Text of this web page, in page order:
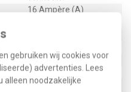
gebruiken wij cookies voor
advertenties. Lees
u alleen noodzakelijke
16 Ampère (A)
2
36,2 Millimeter (mm)
Polyamide (PA)